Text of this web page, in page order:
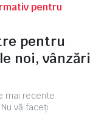
pentru
pentru
noi, vânzări
mai recente
vă faceți